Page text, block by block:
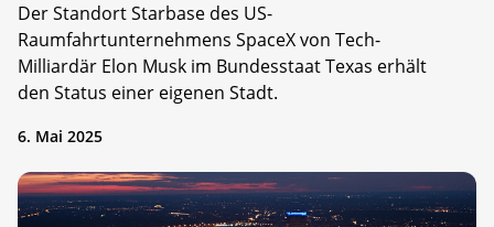
Der Standort Starbase des US-
Raumfahrtunternehmens SpaceX von Tech-
Milliardär Elon Musk im Bundesstaat Texas erhält
den Status einer eigenen Stadt.
6. Mai 2025